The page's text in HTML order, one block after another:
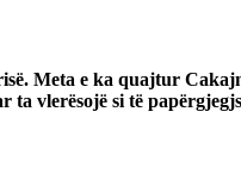
Meta e ka quajtur
vlerësojë si të